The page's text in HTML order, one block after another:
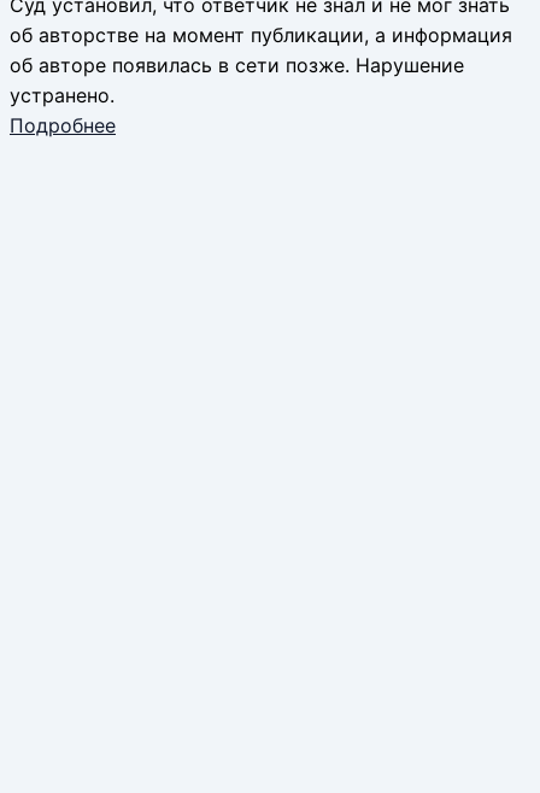
об авторстве на момент публикации, а информация
об авторе появилась в сети позже. Нарушение
устранено.
Подробнее